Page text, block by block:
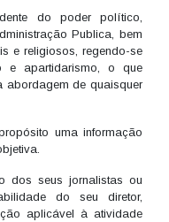
do poder político,
Publica, bem
e religiosos, regendo-se
e apartidarismo, o que
abordagem de quaisquer
uma informação
dos seus jornalistas ou
do seu diretor,
aplicável à atividade